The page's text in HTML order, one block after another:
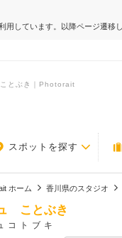
用しています。以降ページ遷移
とぶき｜Photorait
スポットを探す
ホーム 香川県のスタジオ
ことぶき
コトブキ